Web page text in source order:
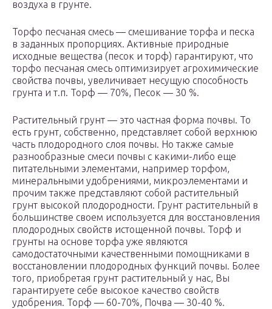
воздуха в грунте.
Торфо песчаная смесь — смешивание торфа и песка
в заданных пропорциях. Активные природные
исходные вещества (песок и торф) гарантируют, что
торфо песчаная смесь оптимизирует агрохимические
свойства почвы, увеличивает несущую способность
грунта и т.п. Торф — 70%, Песок — 30 %.
Растительный грунт — это частная форма почвы. То
есть грунт, собственно, представляет собой верхнюю
часть плодородного слоя почвы. Но также самые
разнообразные смеси почвы с какими-либо еще
питательными элементами, например торфом,
минеральными удобрениями, микроэлементами и
прочим также представляют собой растительный
грунт высокой плодородности. Грунт растительный в
большинстве своем используется для восстановления
плодородных свойств истощенной почвы. Торф и
грунты на основе торфа уже являются
самодостаточными качественными помощниками в
восстановлении плодородных функций почвы. Более
того, приобретая грунт растительный у нас, Вы
гарантируете себе высокое качество свойств
удобрения. Торф — 60-70%, Почва — 30-40 %.